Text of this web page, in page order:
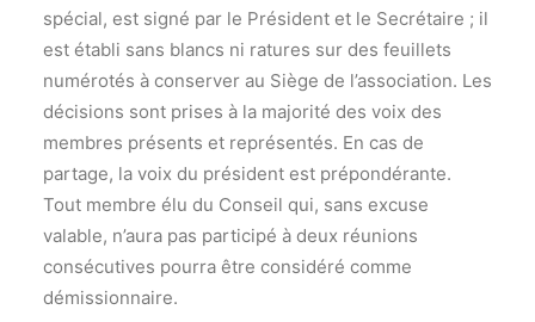
spécial, est signé par le Président et le Secrétaire ; il
est établi sans blancs ni ratures sur des feuillets
numérotés à conserver au Siège de l’association. Les
décisions sont prises à la majorité des voix des
membres présents et représentés. En cas de
partage, la voix du président est prépondérante.
Tout membre élu du Conseil qui, sans excuse
valable, n’aura pas participé à deux réunions
consécutives pourra être considéré comme
démissionnaire.